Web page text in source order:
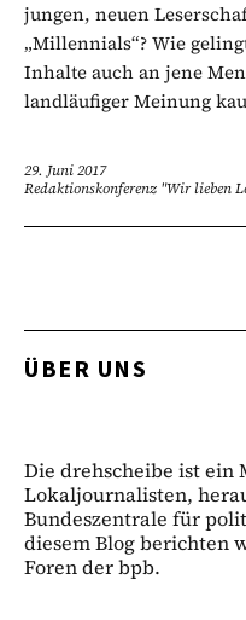
jungen, neuen
„Millennials“? Wie
Inhalte auch an jene
landläufiger Meinung
29. Juni 2017
Redaktionskonferenz "Wir lieben
ÜBER UNS
Die drehscheibe ist ein
Lokaljournalisten,
Bundeszentrale für
diesem Blog berichten
Foren der bpb.